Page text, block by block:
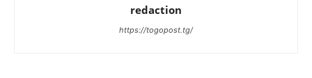
redaction
https://togopost.tg/